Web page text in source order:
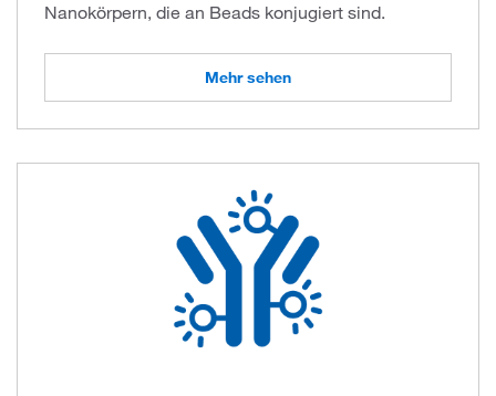
Nanokörpern, die an Beads konjugiert sind.
Mehr sehen